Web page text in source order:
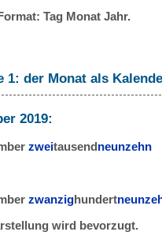
Tag Monat Jahr.
1: der Monat als
2019:
zweitausendneunzehn
zwanzighundert
wird bevorzugt.